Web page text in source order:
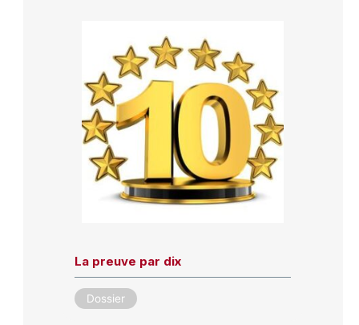
La preuve par dix
Dossier